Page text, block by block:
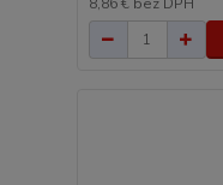
8,86 € bez DPH